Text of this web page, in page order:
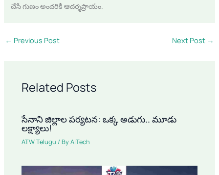
చేసే గుణం అందరికీ ఆదర్శప్రాయం.
← Previous Post Next Post →
Related Posts
సేనాని జిల్లాల పర్యటన: ఒక్క అడుగు.. మూడు
లక్ష్యాలు!
ATW Telugu / ByAITech